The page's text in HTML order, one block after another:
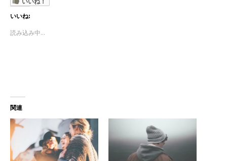
いいね:
読み込み中...
関連